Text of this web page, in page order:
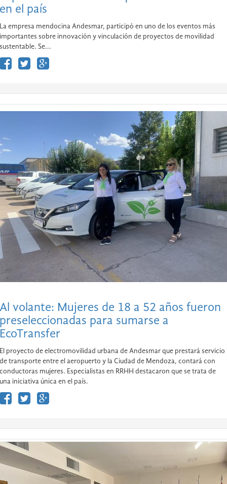
en el país
La empresa mendocina Andesmar, participó en uno de los eventos más
importantes sobre innovación y vinculación de proyectos de movilidad
sustentable. Se...
Al volante: Mujeres de 18 a 52 años fueron
preseleccionadas para sumarse a
EcoTransfer
El proyecto de electromovilidad urbana de Andesmar que prestará servicio
de transporte entre el aeropuerto y la Ciudad de Mendoza, contará con
conductoras mujeres. Especialistas en RRHH destacaron que se trata de
una iniciativa única en el país.